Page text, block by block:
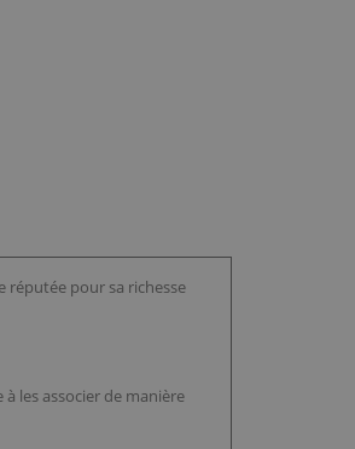
réputée pour sa richesse
les associer de manière